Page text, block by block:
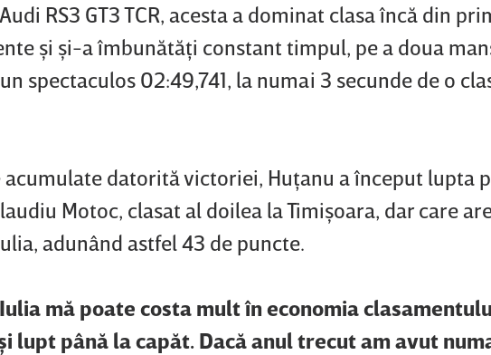
RS3 GT3 TCR, acesta a dominat clasa încă din
şi şi-a îmbunătăţi constant timpul, pe a doua
spectaculos 02:49,741, la numai 3 secunde de o
acumulate datorită victoriei, Huţanu a început lupta
Motoc, clasat al doilea la Timişoara, dar care
adunând astfel 43 de puncte.
mă poate costa mult în economia
lupt până la capăt. Dacă anul trecut am avut